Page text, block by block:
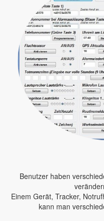
Benutzer haben
Einem Gerät, Tracker,
kann man